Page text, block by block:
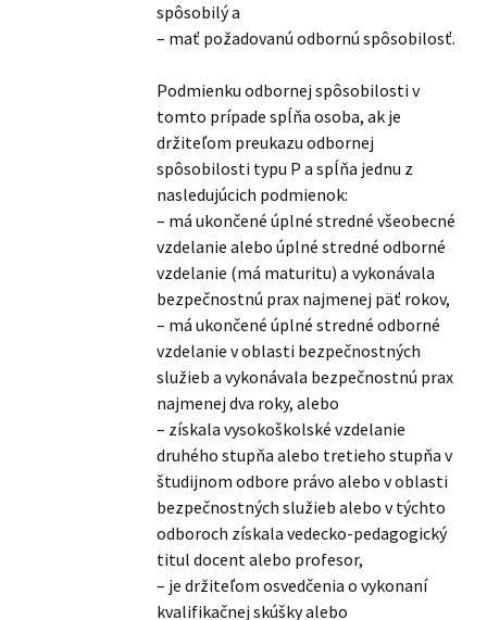
spôsobilý a
– mať požadovanú odbornú spôsobilosť.
Podmienku odbornej spôsobilosti v
tomto prípade spĺňa osoba, ak je
držiteľom preukazu odbornej
spôsobilosti typu P a spĺňa jednu z
nasledujúcich podmienok:
– má ukončené úplné stredné všeobecné
vzdelanie alebo úplné stredné odborné
vzdelanie (má maturitu) a vykonávala
bezpečnostnú prax najmenej päť rokov,
– má ukončené úplné stredné odborné
vzdelanie v oblasti bezpečnostných
služieb a vykonávala bezpečnostnú prax
najmenej dva roky, alebo
– získala vysokoškolské vzdelanie
druhého stupňa alebo tretieho stupňa v
študijnom odbore právo alebo v oblasti
bezpečnostných služieb alebo v týchto
odboroch získala vedecko-pedagogický
titul docent alebo profesor,
– je držiteľom osvedčenia o vykonaní
kvalifikačnej skúšky alebo